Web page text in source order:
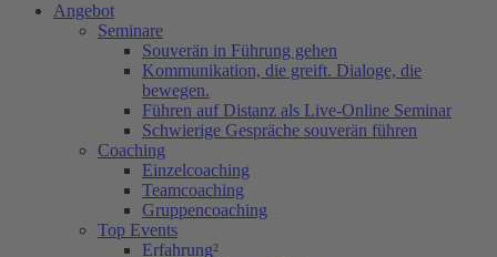
Angebot
Seminare
Souverän in Führung gehen
Kommunikation, die greift. Dialoge, die
bewegen.
Führen auf Distanz als Live-Online Seminar
Schwierige Gespräche souverän führen
Coaching
Einzelcoaching
Teamcoaching
Gruppencoaching
Top Events
Erfahrung²